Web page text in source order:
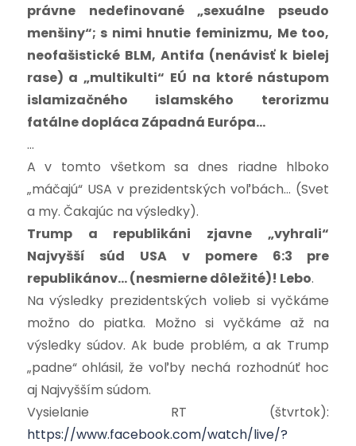
právne nedefinované „sexuálne pseudo
menšiny“; s nimi hnutie feminizmu, Me too,
neofašistické BLM, Antifa (nenávisť k bielej
rase) a „multikulti“ EÚ na ktoré nástupom
islamizačného islamského terorizmu
fatálne dopláca Západná Európa…
…
A v tomto všetkom sa dnes riadne hlboko
„máčajú“ USA v prezidentských voľbách… (Svet
a my. Čakajúc na výsledky).
Trump a republikáni zjavne „vyhrali“
Najvyšší súd USA v pomere 6:3 pre
republikánov… (nesmierne dôležité)! Lebo.
Na výsledky prezidentských volieb si vyčkáme
možno do piatka. Možno si vyčkáme až na
výsledky súdov. Ak bude problém, a ak Trump
„padne“ ohlásil, že voľby nechá rozhodnúť hoc
aj Najvyšším súdom.
Vysielanie RT (štvrtok):
https://www.facebook.com/watch/live/?